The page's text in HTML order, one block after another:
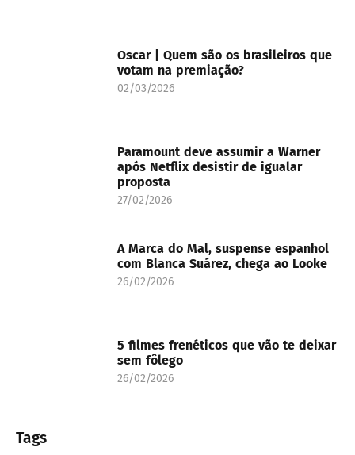
Oscar | Quem são os brasileiros que
votam na premiação?
02/03/2026
Paramount deve assumir a Warner
após Netflix desistir de igualar
proposta
27/02/2026
A Marca do Mal, suspense espanhol
com Blanca Suárez, chega ao Looke
26/02/2026
5 filmes frenéticos que vão te deixar
sem fôlego
26/02/2026
Tags